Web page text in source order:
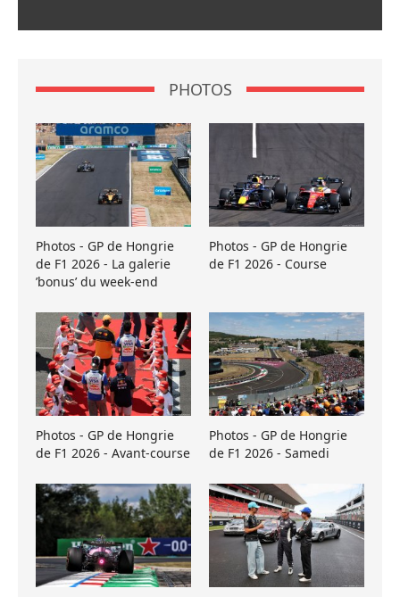
PHOTOS
Photos - GP de Hongrie
de F1 2026 - La galerie
’bonus’ du week-end
Photos - GP de Hongrie
de F1 2026 - Course
Photos - GP de Hongrie
de F1 2026 - Avant-course
Photos - GP de Hongrie
de F1 2026 - Samedi